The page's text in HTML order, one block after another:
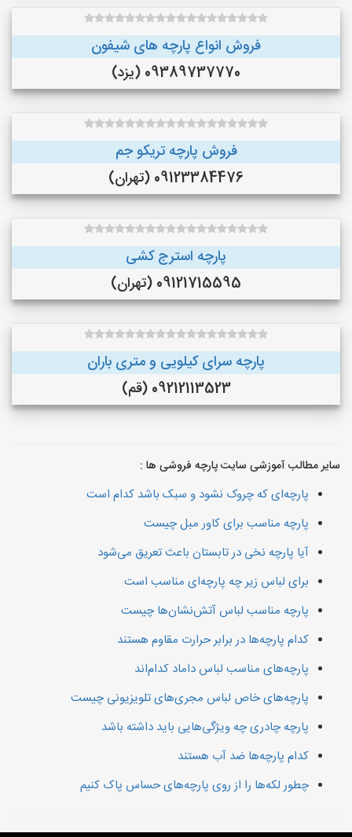
فروش انواع پارچه های شیفون
09389737770 (یزد)
فروش پارچه تریکو جم
09123384476 (تهران)
پارچه استرج کشی
09121715595 (تهران)
پارچه سرای کیلویی و متری باران
09212113523 (قم)
سایر مطالب آموزشی سایت پارچه فروشی ها :
پارچه‌ای که چروک نشود و سبک باشد کدام است
پارچه مناسب برای کاور مبل چیست
آیا پارچه نخی در تابستان باعث تعریق می‌شود
برای لباس‌ زیر چه پارچه‌ای مناسب است
پارچه مناسب لباس آتش‌نشان‌ها چیست
کدام پارچه‌ها در برابر حرارت مقاوم هستند
پارچه‌های مناسب لباس داماد کدام‌اند
پارچه‌های خاص لباس مجری‌های تلویزیونی چیست
پارچه چادری چه ویژگی‌هایی باید داشته باشد
کدام پارچه‌ها ضد آب هستند
چطور لکه‌ها را از روی پارچه‌های حساس پاک کنیم